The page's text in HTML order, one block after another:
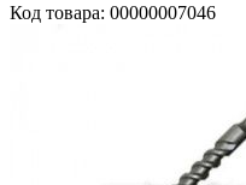
Код товара: 00000007046